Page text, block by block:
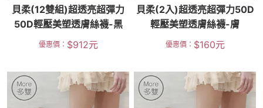
貝柔(12雙組)超透亮超彈力
50D輕壓美塑透膚絲襪-黑
優惠價： $912元
貝柔(2入)超透亮超彈力50D
輕壓美塑透膚絲襪-膚
優惠價： $160元